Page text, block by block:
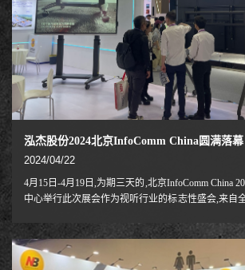
泓杰股份2024北京InfoComm China圆满落幕
2024/04/22
4月15日-4月19日,为期三天的,北京InfoComm China
中心举行此次展会作为视听行业的标志性盛会,来自
广大用户携手共进,一同探寻最前沿、最具创新性的
术和解决方案。NB作为一家专注于研发、生产和销
设备及提供一体化解决方案的生产型企业，NB已